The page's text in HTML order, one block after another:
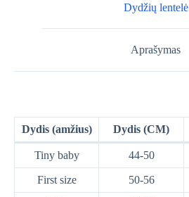
Dydžių lentelė
Aprašymas
Dydis (amžius) Dydis (CM)
Tiny baby 44-50
First size 50-56